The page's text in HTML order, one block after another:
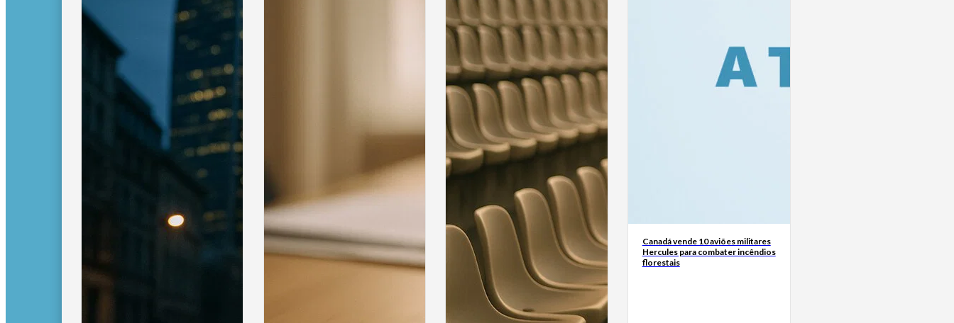
Canadá vende 10 aviões militares
Hercules para combater incêndios
florestais